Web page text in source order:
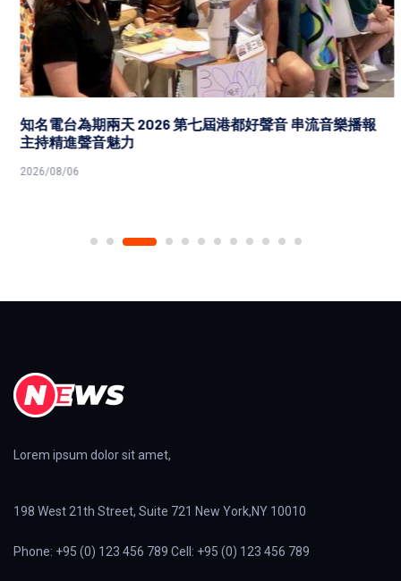
知名電台為期兩天 2026 第七屆港都好聲音 串流音樂播報
主持精進聲音魅力
2026/08/06
Lorem ipsum dolor sit amet,
198 West 21th Street, Suite 721 New York,NY 10010
Phone: +95 (0) 123 456 789 Cell: +95 (0) 123 456 789